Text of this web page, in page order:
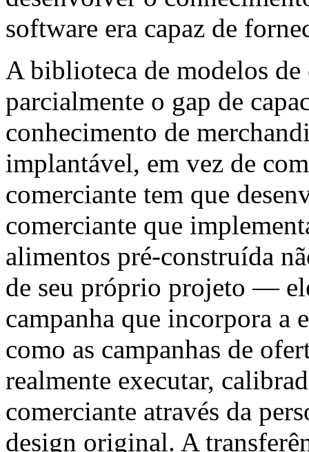
software era capaz de
A biblioteca de modelos
parcialmente o gap de
conhecimento de
implantável, em vez de
comerciante tem que
comerciante que
alimentos pré-construída
de seu próprio projeto —
campanha que incorpora a
como as campanhas de
realmente executar,
comerciante através da
design original. A